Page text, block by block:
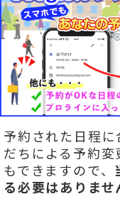
予約された日程
だちによる予約
もできますので、
る必要はありませ